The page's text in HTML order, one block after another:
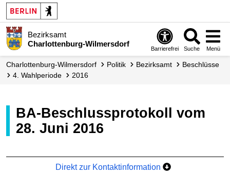
Bezirksamt
Charlottenburg-Wilmersdorf
Barrierefrei Suche Menü
Charlottenburg-Wilmersdorf Politik Bezirksamt
Beschlüsse
4. Wahlperiode
2016
BA-Beschlussprotokoll vom
28. Juni 2016
Direkt zur Kontaktinformation